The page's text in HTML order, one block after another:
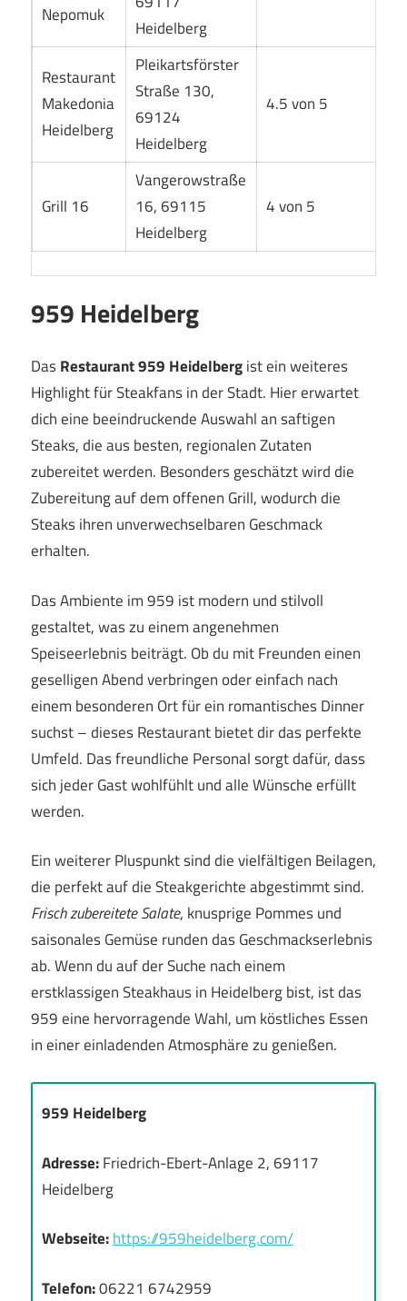
Nepomuk
Heidelberg
Restaurant
Makedonia
Heidelberg
Pleikartsförster
Straße 130,
69124
Heidelberg
4.5 von 5
Grill 16
Vangerowstraße
16, 69115
Heidelberg
4 von 5
959 Heidelberg
DasRestaurant 959 Heidelbergist ein weiteres
Highlight für Steakfans in der Stadt. Hier erwartet
dich eine beeindruckende Auswahl an saftigen
Steaks, die aus besten, regionalen Zutaten
zubereitet werden. Besonders geschätzt wird die
Zubereitung auf dem offenen Grill, wodurch die
Steaks ihren unverwechselbaren Geschmack
erhalten.
Das Ambiente im 959 ist modern und stilvoll
gestaltet, was zu einem angenehmen
Speiseerlebnis beiträgt. Ob du mit Freunden einen
geselligen Abend verbringen oder einfach nach
einem besonderen Ort für ein romantisches Dinner
suchst – dieses Restaurant bietet dir das perfekte
Umfeld. Das freundliche Personal sorgt dafür, dass
sich jeder Gast wohlfühlt und alle Wünsche erfüllt
werden.
Ein weiterer Pluspunkt sind die vielfältigen Beilagen,
die perfekt auf die Steakgerichte abgestimmt sind.
Frisch zubereitete Salate, knusprige Pommes und
saisonales Gemüse runden das Geschmackserlebnis
ab. Wenn du auf der Suche nach einem
erstklassigen Steakhaus in Heidelberg bist, ist das
959 eine hervorragende Wahl, um köstliches Essen
in einer einladenden Atmosphäre zu genießen.
959 Heidelberg
Adresse:Friedrich-Ebert-Anlage 2, 69117
Heidelberg
Webseite:https://959heidelberg.com/
Telefon:06221 6742959